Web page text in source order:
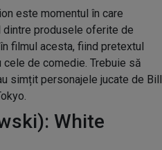
este momentul în care
dintre produsele oferite de
filmul acesta, fiind pretextul
de comedie. Trebuie să
simțit personajele jucate de Bill
White